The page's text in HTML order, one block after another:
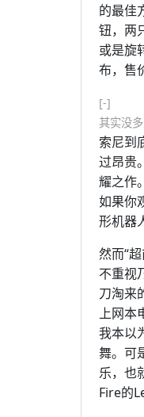
的最佳
钮，两
或是旋
布，售
[-]
其实没
索尼到
过昂贵
耀之作
如果你
形机器
然而“
不重视
刀淘来
上网本
我本以
舞。可
乐，也
Fire的